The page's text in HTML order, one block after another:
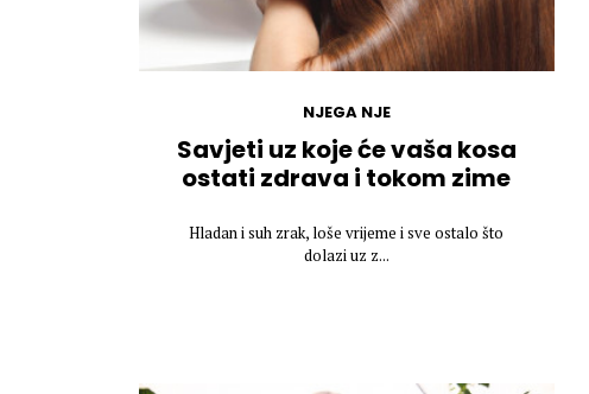
NJEGA NJE
Savjeti uz koje će vaša kosa
ostati zdrava i tokom zime
Hladan i suh zrak, loše vrijeme i sve ostalo što
dolazi uz z...